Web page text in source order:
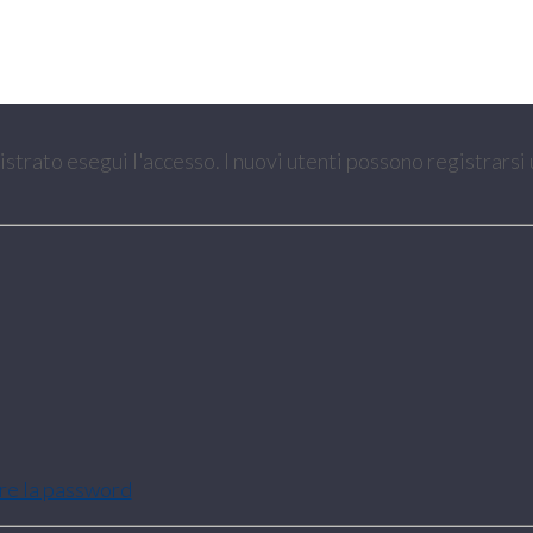
esegui l'accesso. I nuovi utenti possono
la password